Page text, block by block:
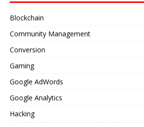
Blockchain
Community Management
Conversion
Gaming
Google AdWords
Google Analytics
Hacking